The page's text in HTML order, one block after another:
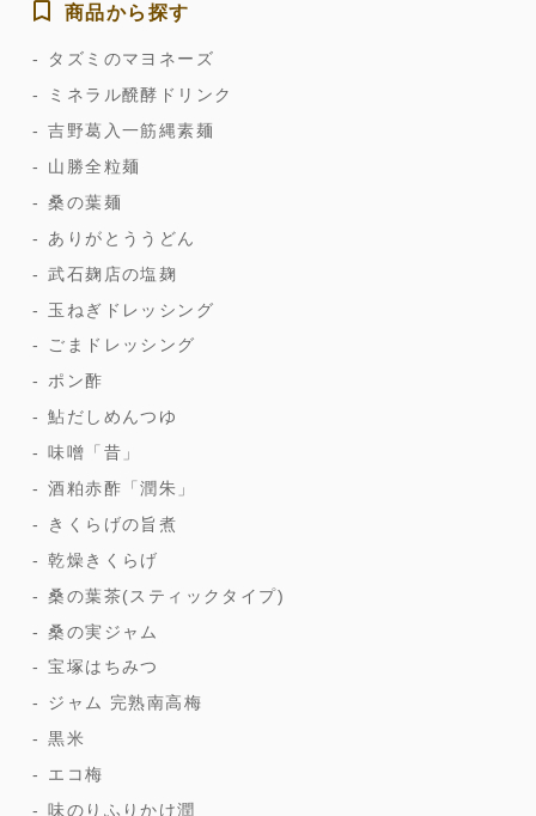
商品から探す
タズミのマヨネーズ
ミネラル醗酵ドリンク
吉野葛入一筋縄素麺
山勝全粒麺
桑の葉麺
ありがとううどん
武石麹店の塩麹
玉ねぎドレッシング
ごまドレッシング
ポン酢
鮎だしめんつゆ
味噌「昔」
酒粕赤酢「潤朱」
きくらげの旨煮
乾燥きくらげ
桑の葉茶(スティックタイプ)
桑の実ジャム
宝塚はちみつ
ジャム 完熟南高梅
黒米
エコ梅
味のりふりかけ潤